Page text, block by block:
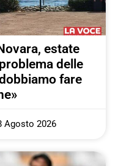
estate
delle
fare
Agosto 2026